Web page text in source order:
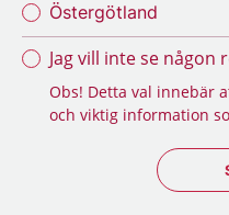
Östergötland
Jag vill inte se
Obs! Detta val innebär
och viktig information